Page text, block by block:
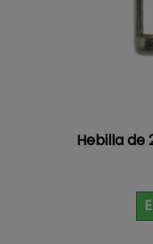
Hebilla de